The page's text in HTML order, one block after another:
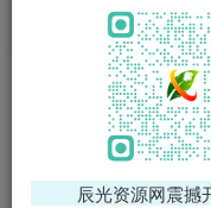
VIP特权介绍
火
VIP特权介绍
免费领支付宝红包
辰光资源网震撼